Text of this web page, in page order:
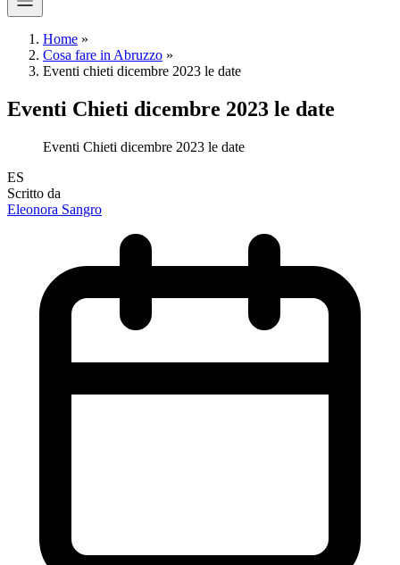
Home »
Cosa fare in Abruzzo »
Eventi chieti dicembre 2023 le date
Eventi Chieti dicembre 2023 le date
Eventi Chieti dicembre 2023 le date
ES
Scritto da
Eleonora Sangro